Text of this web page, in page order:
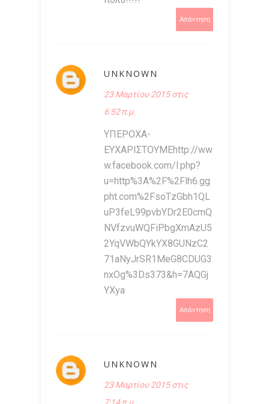
Απάντηση
UNKNOWN
23 Μαρτίου 2015 στις
6:52 π.μ.
ΥΠΕΡΟΧΑ-
ΕΥΧΑΡΙΣΤΟΥΜΕhttp://ww
w.facebook.com/l.php?
u=http%3A%2F%2Flh6.gg
pht.com%2FsoTzGbh1QL
uP3feL99pvbYDr2E0cmQ
NVfzvuWQFiPbgXmAzU5
2YqVWbQYkYX8GUNzC2
71aNyJrSR1MeG8CDUG3
nxOg%3Ds373&h=7AQGj
YXya
Απάντηση
UNKNOWN
23 Μαρτίου 2015 στις
7:14 π.μ.